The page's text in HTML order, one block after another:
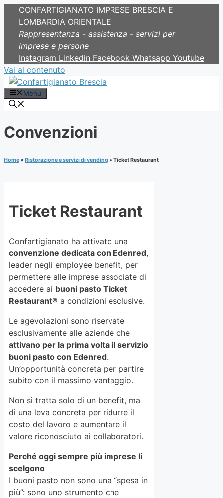
CONFARTIGIANATO IMPRESE BRESCIA E
LOMBARDIA ORIENTALE
Rappresentanza - assistenza - servizi per
imprese e persone
Instagram Linkedin Facebook Whatsapp Youtube
Vai al contenuto
Menu
Convenzioni
Home» Ristorazione e servizi di vending » Ticket Restaurant
Ticket Restaurant
Confartigianato ha attivato una
convenzione dedicata con Edenred,
leader negli employee benefit, per
permettere alle imprese associate di
accedere ai buoni pasto Ticket
Restaurant® a condizioni esclusive.
Le agevolazioni sono riservate
esclusivamente alle aziende che
attivano per la prima volta il servizio
buoni pasto con Edenred.
Un’opportunità concreta per partire
subito con il massimo vantaggio.
Non si tratta solo di un benefit, ma
di una leva concreta per ridurre il
costo del lavoro e aumentare il
valore riconosciuto ai collaboratori.
Perché oggi sempre più imprese li
scelgono
I buoni pasto non sono una “spesa in
più”: sono uno strumento che